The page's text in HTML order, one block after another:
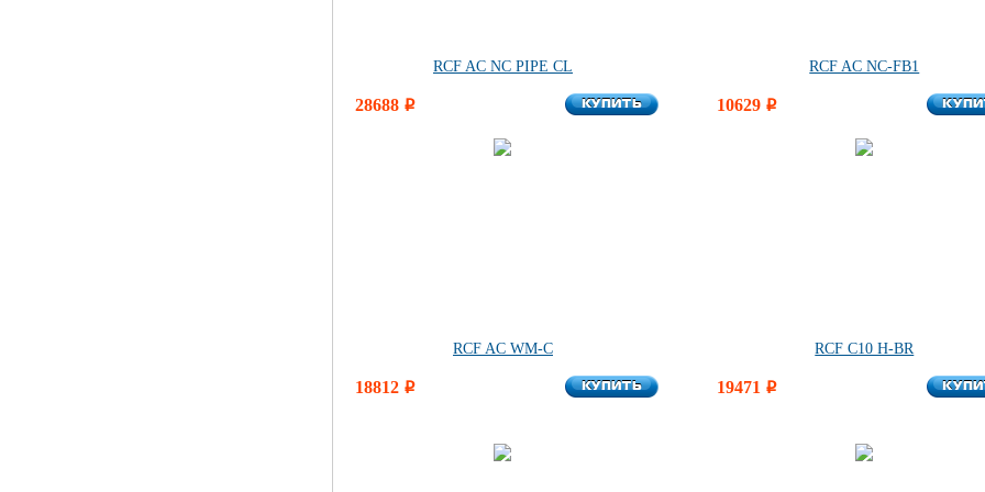
RCF AC NC PIPE CL
28688 i КУПИТЬ
КУПИТЬ
RCF AC NC-FB1
10629 i
RCF AC WM-C
18812 i КУПИТЬ
КУПИТЬ
RCF C10 H-BR
19471 i